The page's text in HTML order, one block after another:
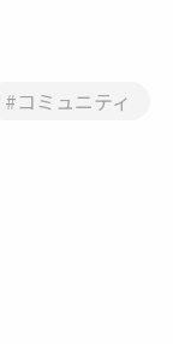
#コミュニティ